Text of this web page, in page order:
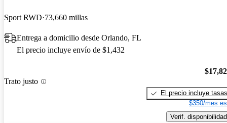
Sport RWD 73,660 millas
Entrega a domicilio desde Orlando, FL
El precio incluye envío de $1,432
Trato justo
El precio incluye tasas
$350/mes
Verif. disponibilidad